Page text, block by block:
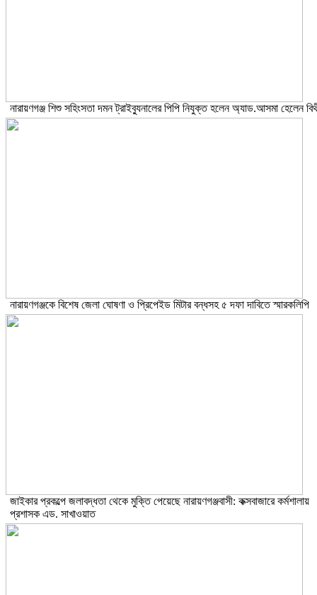
নারায়ণগঞ্জ শিশু সহিংসতা দমন ট্রাইব্যুনালের পিপি নিযুক্ত হলেন অ্যাড.আসমা হেলেন
নারায়ণগঞ্জকে বিশেষ জেলা ঘোষণা ও প্রিপেইড মিটার বন্ধসহ ৫ দফা দাবিতে স্মারকলিপি
জাইকার প্রকল্পে জলাবদ্ধতা থেকে মুক্তি পেয়েছে নারায়ণগঞ্জবাসী: কক্সবাজারে কর্মশালায়
প্রশাসক এড. সাখাওয়াত